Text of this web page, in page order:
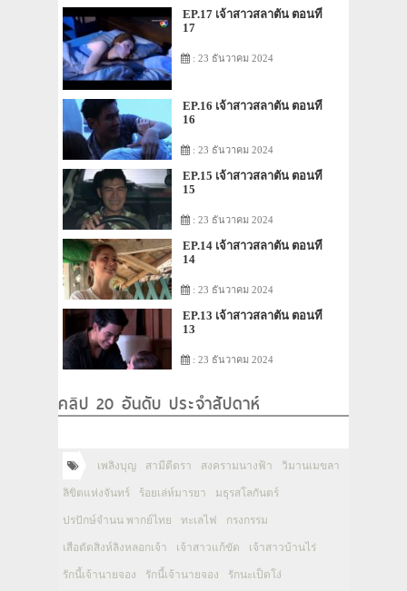
EP.17 เจ้าสาวสลาตัน ตอนที่
17
: 23 ธันวาคม 2024
EP.16 เจ้าสาวสลาตัน ตอนที่
16
: 23 ธันวาคม 2024
EP.15 เจ้าสาวสลาตัน ตอนที่
15
: 23 ธันวาคม 2024
EP.14 เจ้าสาวสลาตัน ตอนที่
14
: 23 ธันวาคม 2024
EP.13 เจ้าสาวสลาตัน ตอนที่
13
: 23 ธันวาคม 2024
คลิป 20 อันดับ ประจำสัปดาห์
เพลิงบุญ สามีตีตรา สงครามนางฟ้า วิมานเมขลา
ลิขิตแห่งจันทร์ ร้อยเล่ห์มารยา มธุรสโลกันตร์
ปรปักษ์จำนน พากย์ไทย ทะเลไฟ กรงกรรม
เสือตัดสิงห์ลิงหลอกเจ้า เจ้าสาวแก้ขัด เจ้าสาวบ้านไร่
รักนี้เจ้านายจอง รักนี้เจ้านายจอง รักนะเป็ดโง่